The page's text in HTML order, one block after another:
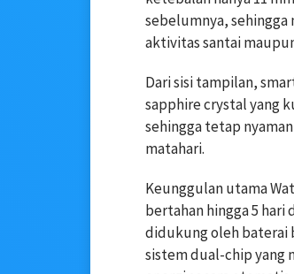
sebelumnya,
aktivitas santai
Dari sisi tampilan,
sapphire crystal yang
sehingga tetap
matahari.
Keunggulan utama
bertahan hingga 5 hari
didukung oleh baterai
sistem dual-chip yang